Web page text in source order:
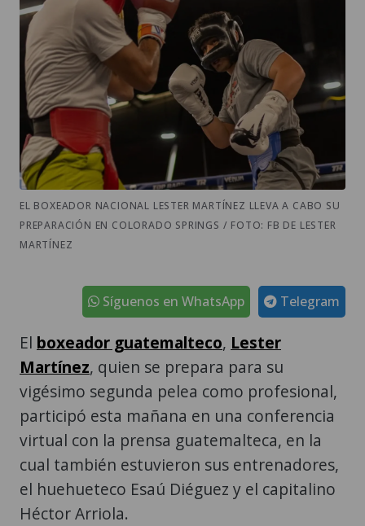
EL BOXEADOR NACIONAL LESTER MARTÍNEZ LLEVA A CABO SU
PREPARACIÓN EN COLORADO SPRINGS / FOTO: FB DE LESTER
MARTÍNEZ
Telegram
Síguenos en WhatsApp
El boxeador guatemalteco, Lester
Martínez, quien se prepara para su
vigésimo segunda pelea como profesional,
participó esta mañana en una conferencia
virtual con la prensa guatemalteca, en la
cual también estuvieron sus entrenadores,
el huehueteco Esaú Diéguez y el capitalino
Héctor Arriola.